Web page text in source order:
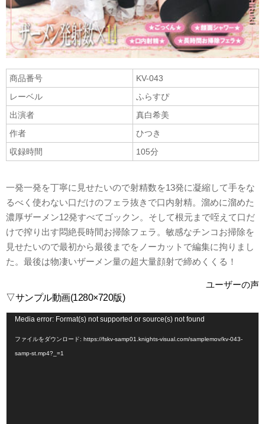
商品番号
KV-043
レーベル
ふらすぴ
出演者
真白希美
作者
ひつき
収録時間
105分
一発一発を丁寧に見せたいので射精数を13発に凝縮して手をな
るべく使わない口だけのフェラ抜きで口内射精。溜めに溜めた
濃厚ザーメン12発すべてゴックン。そして根元まで咥えて口だ
けで搾り出す悶絶長時間お掃除フェラ。敏感なチンコお掃除を
見せたいので最初から最後までをノーカットで編集に拘りまし
た。最後は物凄いザーメン量の超大量顔射で締めくくる！
ユーザーの声
▽サンプル動画(1280×720版)
Media error: Format(s) not supported or source(s) not found
ファイルをダウンロード: https://fskv-samp01.knights-visual.com/samplemov/kv-043-
samp-st.mp4?_=1